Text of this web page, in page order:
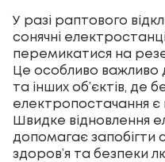
У разі раптового
сонячні
перемикатися на
Це особливо важливо
та інших об’єктів, де
електропостачання
Швидке відновлення
допомагає запобігти
здоров’я та безпеки